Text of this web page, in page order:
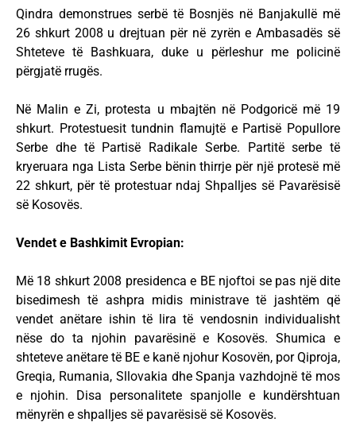
Qindra demonstrues serbë të Bosnjës në Banjakullë më
26 shkurt 2008 u drejtuan për në zyrën e Ambasadës së
Shteteve të Bashkuara, duke u përleshur me policinë
përgjatë rrugës.
Në Malin e Zi, protesta u mbajtën në Podgoricë më 19
shkurt. Protestuesit tundnin flamujtë e Partisë Popullore
Serbe dhe të Partisë Radikale Serbe. Partitë serbe të
kryeruara nga Lista Serbe bënin thirrje për një protesë më
22 shkurt, për të protestuar ndaj Shpalljes së Pavarësisë
së Kosovës.
Vendet e Bashkimit Evropian:
Më 18 shkurt 2008 presidenca e BE njoftoi se pas një dite
bisedimesh të ashpra midis ministrave të jashtëm që
vendet anëtare ishin të lira të vendosnin individualisht
nëse do ta njohin pavarësinë e Kosovës. Shumica e
shteteve anëtare të BE e kanë njohur Kosovën, por Qiproja,
Greqia, Rumania, Sllovakia dhe Spanja vazhdojnë të mos
e njohin. Disa personalitete spanjolle e kundërshtuan
mënyrën e shpalljes së pavarësisë së Kosovës.